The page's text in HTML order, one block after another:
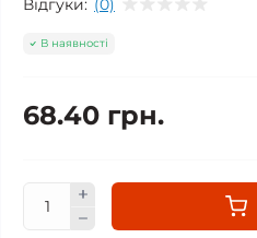
В наявності
68.40 грн.